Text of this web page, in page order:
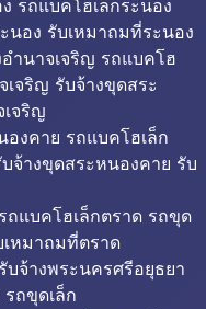
รถแบคโฮเล็กระนอง
นอง รับเหมาถมที่ระนอง
ำนาจเจริญ รถแบคโฮ
เจริญ รับจ้างขุดสระ
จริญ
งคาย รถแบคโฮเล็ก
จ้างขุดสระหนองคาย รับ
ถแบคโฮเล็กตราด รถขุด
เหมาถมที่ตราด
จ้างพระนครศรีอยุธยา
ถขุดเล็ก